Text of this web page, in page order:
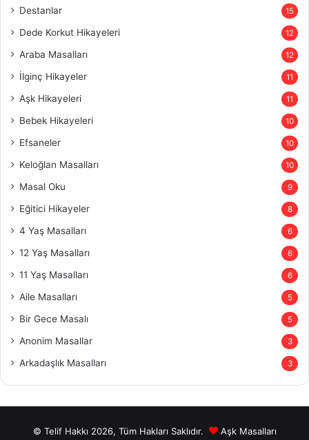
Destanlar 15
Dede Korkut Hikayeleri 12
Araba Masalları 12
İlginç Hikayeler 11
Aşk Hikayeleri 11
Bebek Hikayeleri 10
Efsaneler 10
Keloğlan Masalları 10
Masal Oku 9
Eğitici Hikayeler 8
4 Yaş Masalları 6
12 Yaş Masalları 6
11 Yaş Masalları 6
Aile Masalları 5
Bir Gece Masalı 5
Anonim Masallar 3
Arkadaşlık Masalları 3
© Telif Hakkı 2026, Tüm Hakları Saklıdır. Aşk Masalları